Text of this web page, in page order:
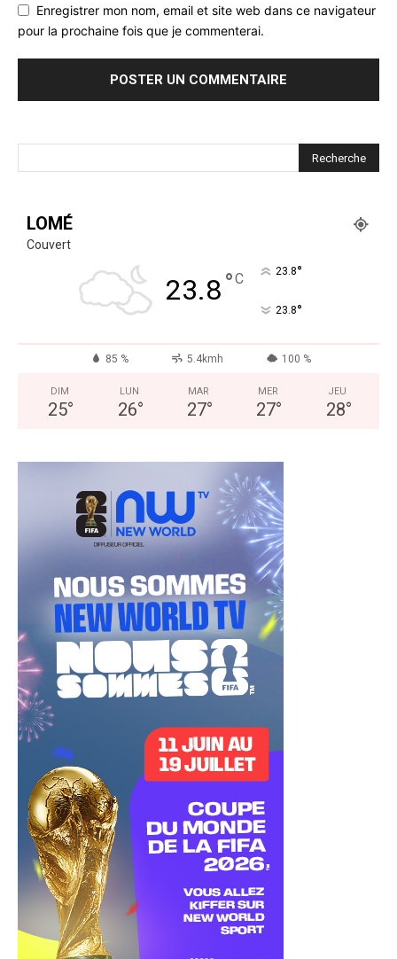
Enregistrer mon nom, email et site web dans ce navigateur
pour la prochaine fois que je commenterai.
LOMÉ
Couvert
23.8°C 23.8°
23.8°
85 % 5.4kmh 100 %
DIM
25°
LUN
26°
MAR
27°
MER
27°
JEU
28°